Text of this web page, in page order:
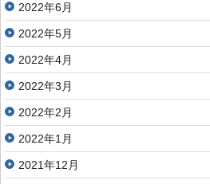
2022年6月
2022年5月
2022年4月
2022年3月
2022年2月
2022年1月
2021年12月